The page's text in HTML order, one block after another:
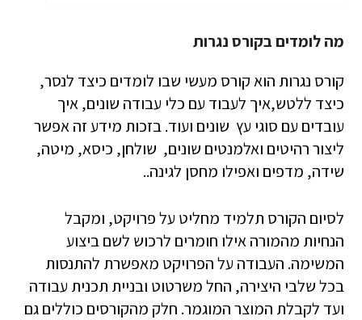
מה לומדים בקורס נגרות
קורס נגרות הוא קורס מעשי שבו לומדים כיצד לנסר,
כיצד ללטש,איך לעבוד עם כלי עבודה שונים, איך
עובדים עם סוגי עץ שונים ועוד. בזכות מידע זה אפשר
ליצור רהיטים ואלמנטים שונים, שולחן, כיסא, מיטה,
שידה, מדפים ואפילו מחסן לגינה..
לסיום הקורס תלמיד מחליט על פרויקט, ומקבל
הנחיות מהמורה אילו חומרים לרכוש לשם ביצוע
המשימה. העבודה על הפרויקט מאפשרת להתנסות
בכל שלבי היצירה, החל משרטוט ובניית תכנית עבודה
ועד לקבלת המוצר המוגמר. חלק מהקורסים כוללים גם